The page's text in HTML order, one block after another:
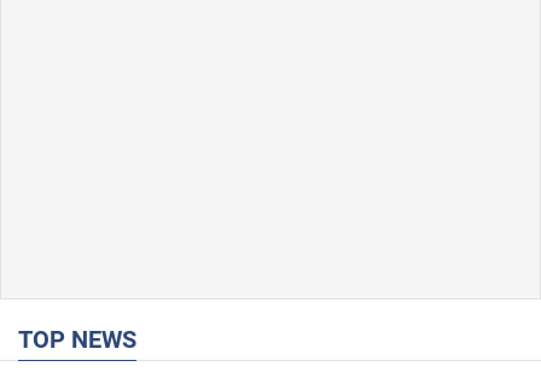
TOP NEWS